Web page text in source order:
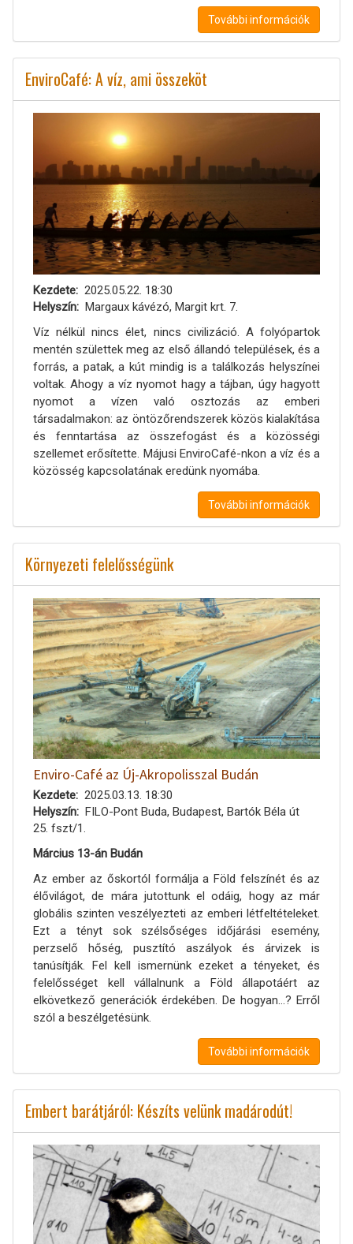
További információk
EnviroCafé: A víz, ami összeköt
Kezdete
2025.05.22. 18:30
Helyszín
Margaux kávézó, Margit krt. 7.
Víz nélkül nincs élet, nincs civilizáció. A folyópartok
mentén születtek meg az első állandó települések, és a
forrás, a patak, a kút mindig is a találkozás helyszínei
voltak. Ahogy a víz nyomot hagy a tájban, úgy hagyott
nyomot a vízen való osztozás az emberi
társadalmakon: az öntözőrendszerek közös kialakítása
és fenntartása az összefogást és a közösségi
szellemet erősítette. Májusi EnviroCafé-nkon a víz és a
közösség kapcsolatának eredünk nyomába.
További információk
Környezeti felelősségünk
Enviro-Café az Új-Akropolisszal Budán
Kezdete
2025.03.13. 18:30
Helyszín
FILO-Pont Buda, Budapest, Bartók Béla út
25. fszt/1.
Március 13-án Budán
Az ember az őskortól formálja a Föld felszínét és az
élővilágot, de mára jutottunk el odáig, hogy az már
globális szinten veszélyezteti az emberi létfeltételeket.
Ezt a tényt sok szélsőséges időjárási esemény,
perzselő hőség, pusztító aszályok és árvizek is
tanúsítják. Fel kell ismernünk ezeket a tényeket, és
felelősséget kell vállalnunk a Föld állapotáért az
elkövetkező generációk érdekében. De hogyan…? Erről
szól a beszélgetésünk.
További információk
Embert barátjáról: Készíts velünk madárodút!